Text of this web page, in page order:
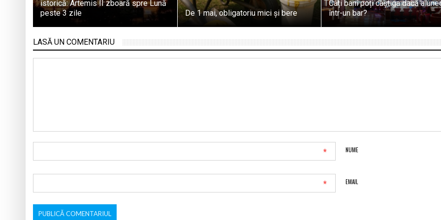
istorică: Artemis II zboară spre Lună
peste 3 zile
De 1 mai, obligatoriu mici și bere
Câți bani poți câștiga dacă
într-un bar?
LASĂ UN COMENTARIU
NUME
*
EMAIL
*